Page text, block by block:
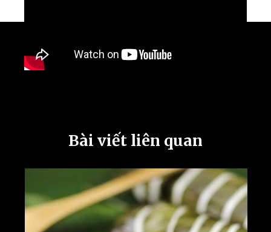
Bài viết liên quan